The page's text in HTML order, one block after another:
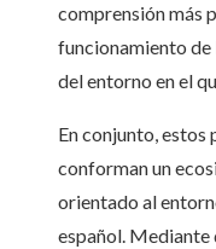
comprensión más
funcionamiento de
del entorno en el
En conjunto,
conforman un
orientado al
español. Mediante